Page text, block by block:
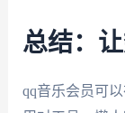
总结：
qq音乐会员可